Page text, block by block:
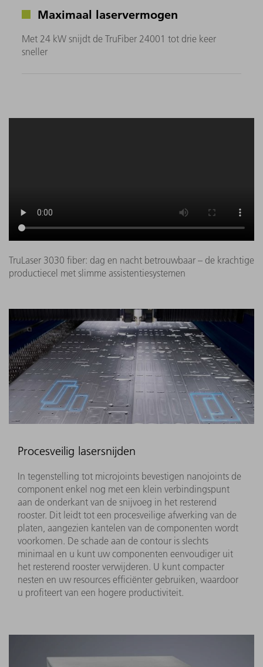
Maximaal laservermogen
Met 24 kW snijdt de TruFiber 24001 tot drie keer
sneller
TruLaser 3030 fiber: dag en nacht betrouwbaar – de krachtige
productiecel met slimme assistentiesystemen
Procesveilig lasersnijden
In tegenstelling tot microjoints bevestigen nanojoints de
component enkel nog met een klein verbindingspunt
aan de onderkant van de snijvoeg in het resterend
rooster. Dit leidt tot een procesveilige afwerking van de
platen, aangezien kantelen van de componenten wordt
voorkomen. De schade aan de contour is slechts
minimaal en u kunt uw componenten eenvoudiger uit
het resterend rooster verwijderen. U kunt compacter
nesten en uw resources efficiënter gebruiken, waardoor
u profiteert van een hogere productiviteit.